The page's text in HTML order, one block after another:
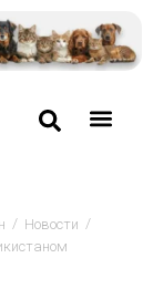
/ Новости /